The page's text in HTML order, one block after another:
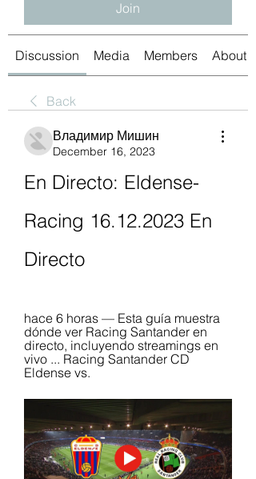
Join
Discussion Media Members About
Back
Владимир Мишин
December 16, 2023
En Directo: Eldense-
Racing 16.12.2023 En
Directo
hace 6 horas — Esta guía muestra
dónde ver Racing Santander en
directo, incluyendo streamings en
vivo ... Racing Santander CD
Eldense vs.